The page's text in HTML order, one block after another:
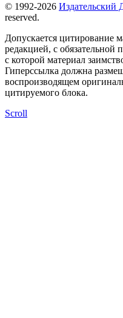
© 1992-2026 Издательский
reserved.
Допускается цитирование
редакцией, с обязательной
с которой материал
Гиперссылка должна
воспроизводящем
цитируемого блока.
Scroll